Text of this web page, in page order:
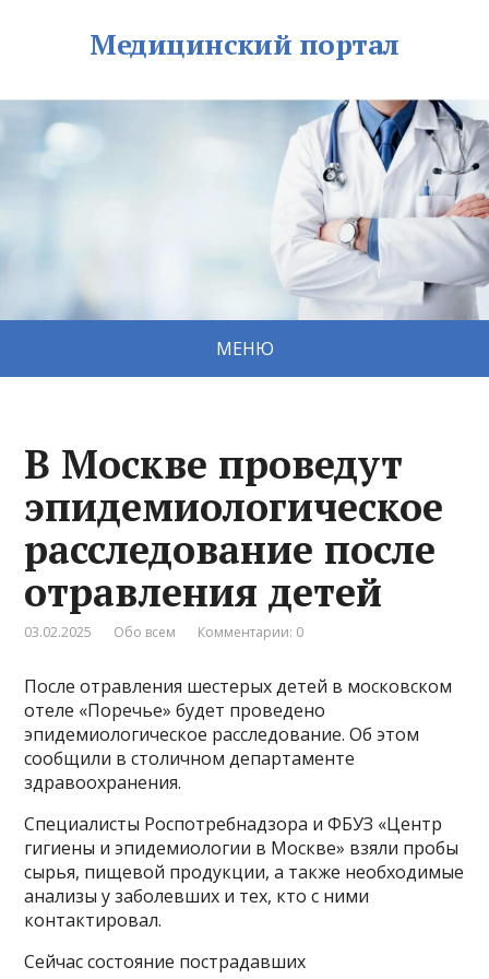
Медицинский портал
МЕНЮ
В Москве проведут
эпидемиологическое
расследование после
отравления детей
03.02.2025 Обо всем Комментарии: 0
После отравления шестерых детей в московском
отеле «Поречье» будет проведено
эпидемиологическое расследование. Об этом
сообщили в столичном департаменте
здравоохранения.
Специалисты Роспотребнадзора и ФБУЗ «Центр
гигиены и эпидемиологии в Москве» взяли пробы
сырья, пищевой продукции, а также необходимые
анализы у заболевших и тех, кто с ними
контактировал.
Сейчас состояние пострадавших